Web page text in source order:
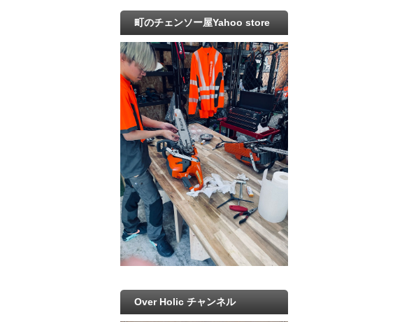
町のチェンソー屋Yahoo store
Over Holic チャンネル